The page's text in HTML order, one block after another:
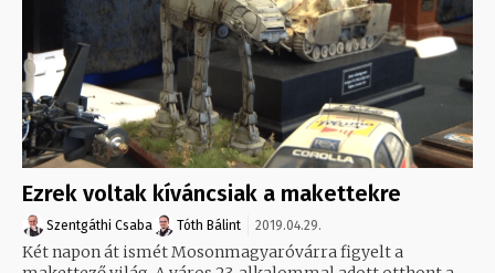
Ezrek voltak kíváncsiak a makettekre
Szentgáthi Csaba Tóth Bálint 2019.04.29.
Két napon át ismét Mosonmagyaróvárra figyelt a